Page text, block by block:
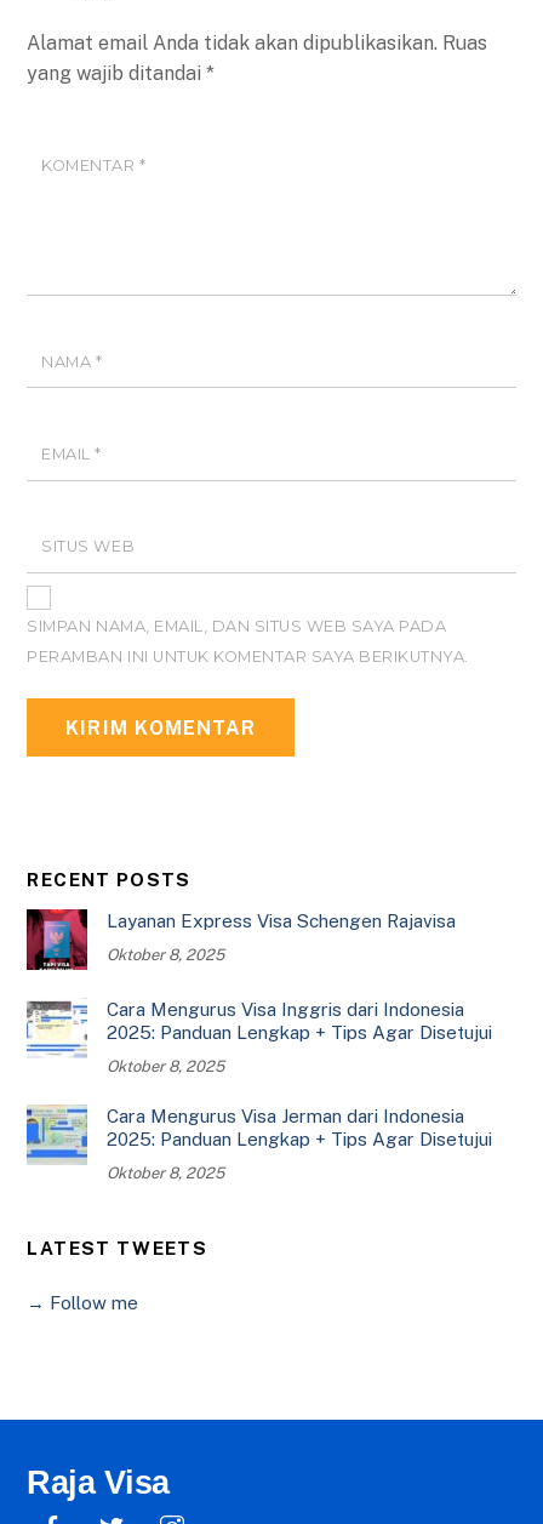
Alamat email Anda tidak akan dipublikasikan. Ruas
yang wajib ditandai*
KOMENTAR*
NAMA *
EMAIL*
SITUS WEB
SIMPAN NAMA, EMAIL, DAN SITUS WEB SAYA PADA
PERAMBAN INI UNTUK KOMENTAR SAYA BERIKUTNYA.
RECENT POSTS
Layanan Express Visa Schengen Rajavisa
Oktober 8, 2025
Cara Mengurus Visa Inggris dari Indonesia
2025: Panduan Lengkap + Tips Agar Disetujui
Oktober 8, 2025
Cara Mengurus Visa Jerman dari Indonesia
2025: Panduan Lengkap + Tips Agar Disetujui
Oktober 8, 2025
LATEST TWEETS
→ Follow me
Raja Visa